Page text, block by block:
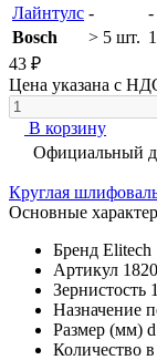
Лайнтулс -
-
Bosch
> 5 шт.
43 ₽
Цена указана с
В корзину
Официальный
Круглая
Основные
Бренд Elitech
Артикул
Зернистость
Назначение
Размер (мм)
Количество